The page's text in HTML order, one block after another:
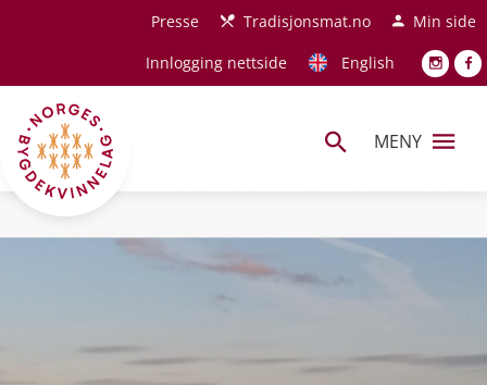
Hopp til hovedinnholdPresse Tradisjonsmat.no
Min side
Innlogging nettside
English
MENY